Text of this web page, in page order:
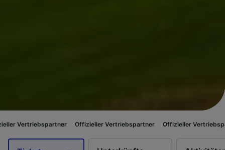
Offizieller Vertriebspartner Offizieller Vertriebspartner